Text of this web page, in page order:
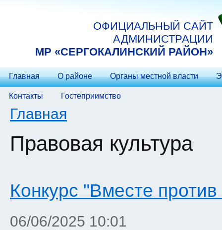
ОФИЦИАЛЬНЫЙ САЙТ
АДМИНИСТРАЦИИ
МP «СЕРГОКАЛИНСКИЙ РАЙОН»
Главная О районе Органы местной власти
Контакты Гостеприимство
Вы здесь
Главная
Правовая культура
Конкурс "Вместе
06/06/2025 10:01